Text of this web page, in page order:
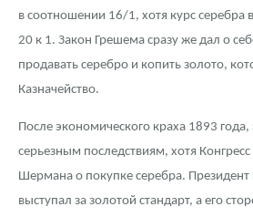
в соотношении 16/1, хотя курс серебра
20 к 1. Закон Грешема сразу же дал о
продавать серебро и копить золото,
Казначейство.
После экономического краха 1893
серьезным последствиям, хотя
Шермана о покупке серебра. Президент
выступал за золотой стандарт, а его